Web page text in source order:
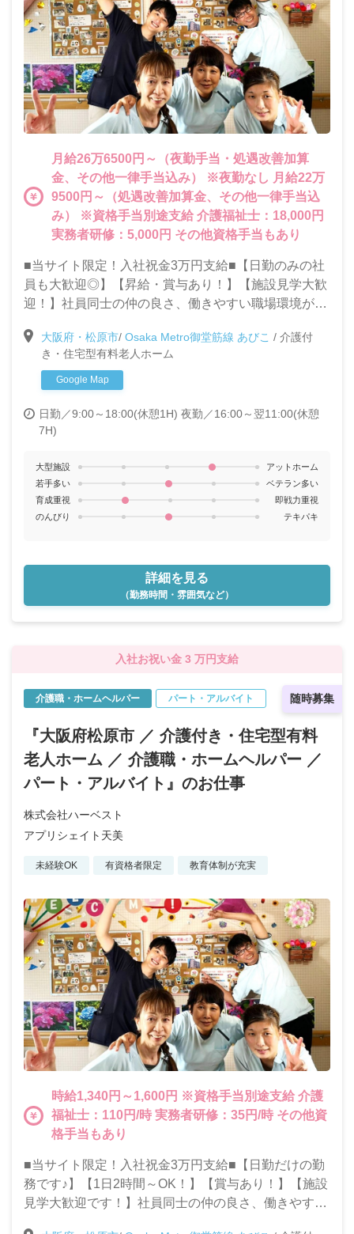
月給26万6500円～（夜勤手当・処遇改善加算
金、その他一律手当込み） ※夜勤なし 月給22万
9500円～（処遇改善加算金、その他一律手当込
み） ※資格手当別途支給 介護福祉士：18,000円
実務者研修：5,000円 その他資格手当もあり
■当サイト限定！入社祝金3万円支給■【日勤のみの社
員も大歓迎◎】【昇給・賞与あり！】【施設見学大歓
迎！】社員同士の仲の良さ、働きやすい職場環境が自
度で未経験・ブランクがある方も安心して働けます！
車通勤もOK
大阪府・松原市/ Osaka Metro御堂筋線 あびこ / 介護付
き・住宅型有料老人ホーム
Google Map
日勤／9:00～18:00(休憩1H) 夜勤／16:00～翌11:00(休憩
7H)
大型施設
アットホーム
若手多い
ベテラン多い
育成重視
即戦力重視
のんびり
テキパキ
詳細を見る
（勤務時間・雰囲気など）
入社お祝い金 3 万円支給
随時募集
介護職・ホームヘルパー パート・アルバイト
『大阪府松原市 ／ 介護付き・住宅型有料
老人ホーム ／ 介護職・ホームヘルパー ／
パート・アルバイト』のお仕事
株式会社ハーベスト
アプリシェイト天美
未経験OK 有資格者限定 教育体制が充実
時給1,340円～1,600円 ※資格手当別途支給 介護
福祉士：110円/時 実務者研修：35円/時 その他資
格手当もあり
■当サイト限定！入社祝金3万円支給■【日勤だけの勤
務です♪】【1日2時間～OK！】【賞与あり！】【施設
見学大歓迎です！】社員同士の仲の良さ、働きやすい